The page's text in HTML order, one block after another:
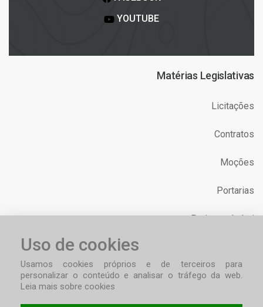
YOUTUBE
Matérias Legislativas
Licitações
Contratos
Moções
Portarias
Projetos de Lei
Uso de cookies
Usamos cookies próprios e de terceiros para
personalizar o conteúdo e analisar o tráfego da web.
Leia mais sobre cookies